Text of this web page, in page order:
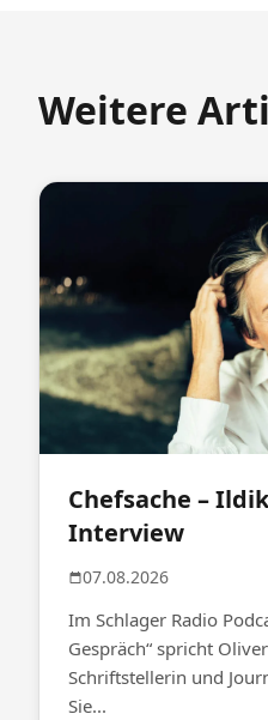
Weitere
Chefsache –
Interview
07.08.2026
Im Schlager Radio
Gespräch“ spricht
Schriftstellerin und
Sie...